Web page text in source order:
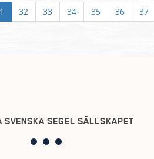
32 33 34 35 36 37
SVENSKA SEGEL SÄLLSKAPET